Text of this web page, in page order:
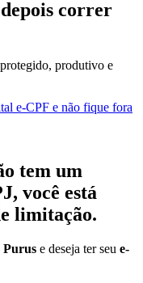
correr
produtivo e
e-CPF e não fique fora
tem um
você está
limitação.
Purus e deseja ter seu e-